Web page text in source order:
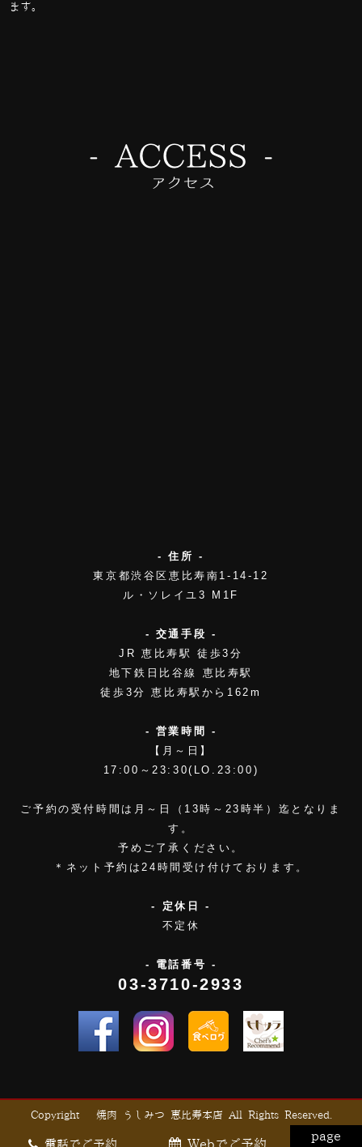
ます。
- 住所 -
東京都渋谷区恵比寿南1-14-12
ル・ソレイユ3 M1F
- 交通手段 -
JR 恵比寿駅 徒歩3分
地下鉄日比谷線 恵比寿駅
徒歩3分 恵比寿駅から162m
- 営業時間 -
【月～日】
17:00～23:30(LO.23:00)
ご予約の受付時間は月～日（13時～23時半）迄となりま
す。
予めご了承ください。
＊ネット予約は24時間受け付けております。
- 定休日 -
不定休
- 電話番号 -
03-3710-2933
Copyright © 焼肉 うしみつ 恵比寿本店 All Rights Reserved.
page